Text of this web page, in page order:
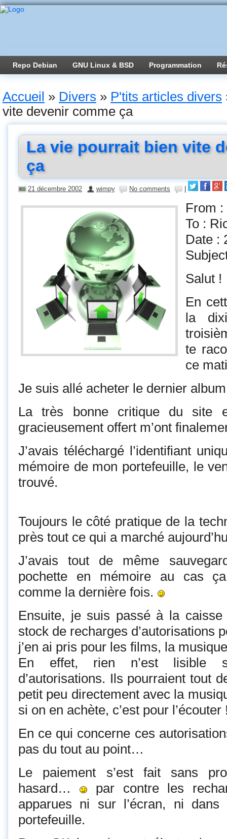
Repo Debian GNU Linux & BSD Programmation
Accueil » Divers » P'tits articles divers
vite devenir comme ça
La vie pourrait bien vite
ça
21 décembre 2002 wimpy No comments
From :
To :
Date :
Salut !
En
la
te
ce
Je suis allé acheter le dernier
La très bonne critique du site
gracieusement offert m’ont
J’avais téléchargé l’identifiant
mémoire de mon portefeuille, le
trouvé.
Toujours le côté pratique de la
près tout ce qui a marché
J’avais tout de même
pochette en mémoire au cas
comme la dernière fois.
Ensuite, je suis passé à la
stock de recharges d’autorisations
j’en ai pris pour les films, la
En effet, rien n’est lisible
d’autorisations. Ils pourraient tout
petit peu directement avec la
si on en achète, c’est pour l’écouter
En ce qui concerne ces
pas du tout au point…
Le paiement s’est fait sans
hasard…
par contre les
apparues ni sur l’écran, ni
portefeuille.